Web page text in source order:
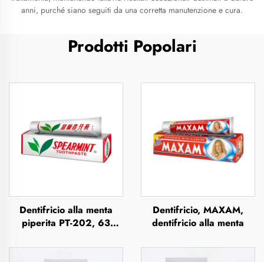
anni, purché siano seguiti da una corretta manutenzione e cura.
Prodotti Popolari
Dentifricio alla menta
piperita PT-202, 63
Dentifricio, MAXAM,
dentifricio alla menta